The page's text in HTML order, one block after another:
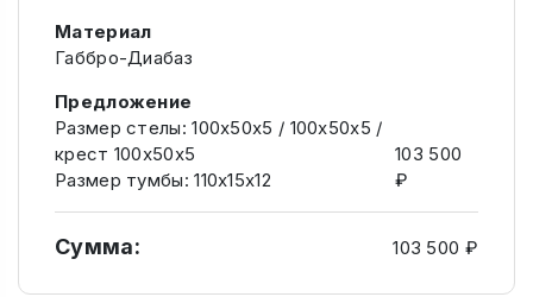
Материал
Габбро-Диабаз
Предложение
Размер стелы: 100х50х5 / 100х50х5 /
крест 100х50х5
Размер тумбы: 110х15х12
103 500
₽
Сумма: 103 500 ₽